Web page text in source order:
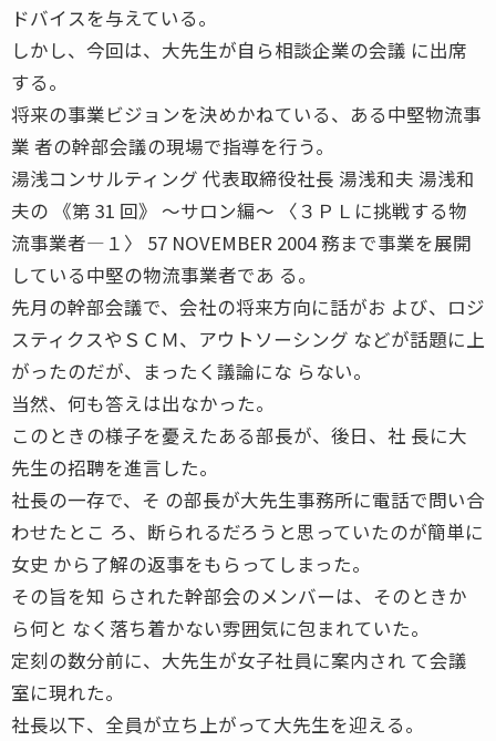
ドバイスを与えている。
しかし、今回は、大先生が自ら相談企業の会議 に出席
する。
将来の事業ビジョンを決めかねている、ある中堅物流事
業 者の幹部会議の現場で指導を行う。
湯浅コンサルティング 代表取締役社長 湯浅和夫 湯浅和
夫の 《第 31 回》 〜サロン編〜 〈３ＰＬに挑戦する物
流事業者―１〉 57 NOVEMBER 2004 務まで事業を展開
している中堅の物流事業者であ る。
先月の幹部会議で、会社の将来方向に話がお よび、ロジ
スティクスやＳＣＭ、アウトソーシング などが話題に上
がったのだが、まったく議論にな らない。
当然、何も答えは出なかった。
このときの様子を憂えたある部長が、後日、社 長に大
先生の招聘を進言した。
社長の一存で、そ の部長が大先生事務所に電話で問い合
わせたとこ ろ、断られるだろうと思っていたのが簡単に
女史 から了解の返事をもらってしまった。
その旨を知 らされた幹部会のメンバーは、そのときか
ら何と なく落ち着かない雰囲気に包まれていた。
定刻の数分前に、大先生が女子社員に案内され て会議
室に現れた。
社長以下、全員が立ち上がって大先生を迎える。